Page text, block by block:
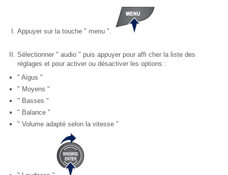
Appuyer sur la touche " menu ".
Sélectionner " audio " puis appuyer pour affi cher la liste des
réglages et pour activer ou désactiver les options :
" Aigus "
" Moyens "
" Basses "
" Balance "
" Volume adapté selon la vitesse "